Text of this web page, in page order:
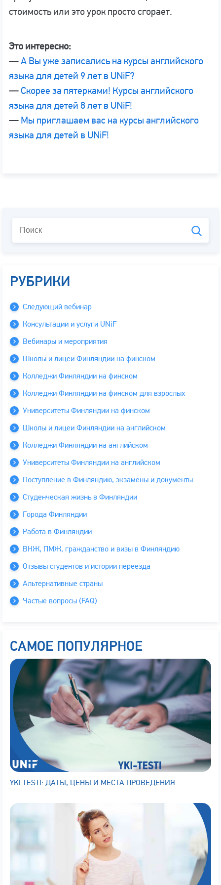
стоимость или это урок просто сгорает.
Это интересно:
—А Вы уже записались на курсы английского
языка для детей 9 лет в UNiF?
— Скорее за пятерками! Курсы английского
языка для детей 8 лет в UNiF!
— Мы приглашаем вас на курсы английского
языка для детей в UNiF!
РУБРИКИ
Следующий вебинар
Консультации и услуги UNiF
Вебинары и мероприятия
Школы и лицеи Финляндии на финском
Колледжи Финляндии на финском
Колледжи Финляндии на финском для взрослых
Университеты Финляндии на финском
Школы и лицеи Финляндии на английском
Колледжи Финляндии на английском
Университеты Финляндии на английском
Поступление в Финляндию, экзамены и документы
Студенческая жизнь в Финляндии
Города Финляндии
Работа в Финляндии
ВНЖ, ПМЖ, гражданство и визы в Финляндию
Отзывы студентов и истории переезда
Альтернативные страны
Частые вопросы (FAQ)
САМОЕ ПОПУЛЯРНОЕ
YKI TESTI: ДАТЫ, ЦЕНЫ И МЕСТА ПРОВЕДЕНИЯ